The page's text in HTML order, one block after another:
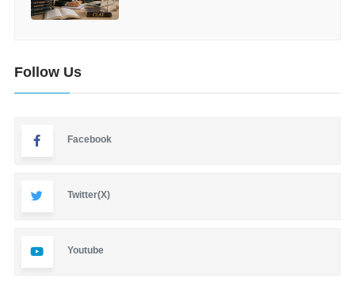
Follow Us
Facebook
Twitter(X)
Youtube